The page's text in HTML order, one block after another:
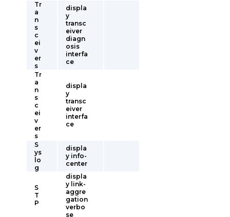
Tr
a
n
s
c
ei
v
er
s
displa
y
transc
eiver
diagn
osis
interfa
ce
Tr
a
n
s
c
ei
v
er
s
displa
y
transc
eiver
interfa
ce
S
ys
lo
g
displa
y info-
center
S
T
P
displa
y link-
aggre
gation
verbo
se